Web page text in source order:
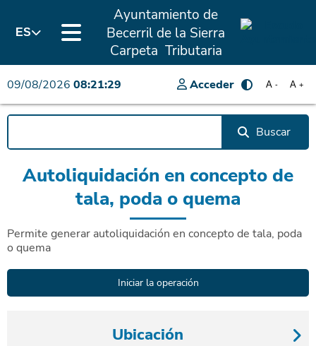
ES
Ayuntamiento de
Becerril de la Sierra
Carpeta Tributaria
09/08/2026 08:21:29 Acceder A +
A -
Buscar
Autoliquidación en concepto de
tala, poda o quema
Permite generar autoliquidación en concepto de tala, poda
o quema
Ubicación